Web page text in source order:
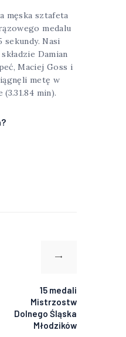
męska sztafeta
medalu
sekundy. Nasi
Damian
Maciej Goss i
metę w
min).
15 medali
Mistrzostw
Dolnego Śląska
Młodzików